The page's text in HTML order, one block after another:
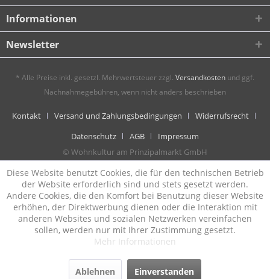
Informationen
Newsletter
* Alle Preise inkl. gesetzl. Mehrwertsteuer zzgl. Versandkosten und ggf.
Nachnahmegebühren, wenn nicht anders beschrieben
Kontakt Versand und Zahlungsbedingungen
Widerrufsrecht
Datenschutz
AGB
Impressum
© Wohnkultur am Prinzipalmarkt GmbH
Diese Website benutzt Cookies, die für den technischen Betrieb
der Website erforderlich sind und stets gesetzt werden.
Andere Cookies, die den Komfort bei Benutzung dieser Website
erhöhen, der Direktwerbung dienen oder die Interaktion mit
anderen Websites und sozialen Netzwerken vereinfachen
sollen, werden nur mit Ihrer Zustimmung gesetzt.
Mehr Informationen
Ablehnen Einverstanden